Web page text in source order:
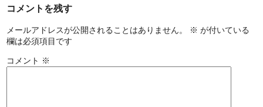
コメントを残す
メールアドレスが公開されることはありません。 ※ が付いている
欄は必須項目です
コメント ※